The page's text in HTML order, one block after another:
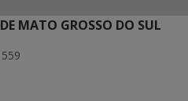
MATO GROSSO DO SUL